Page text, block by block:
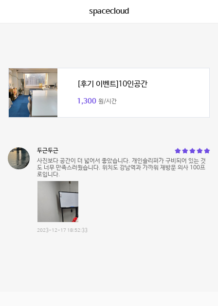
spacecloud
[후기 이벤트]10인공간
1,300 원/시간
두근두근
사진보다 공간이 더 넓어서 좋았습니다. 개인슬리퍼가 구비되어 있는 것
도 너무 만족스러웠습니다. 위치도 강남역과 가까워 재방문 의사 100프
로입니다.
2023-12-17 18:52:33